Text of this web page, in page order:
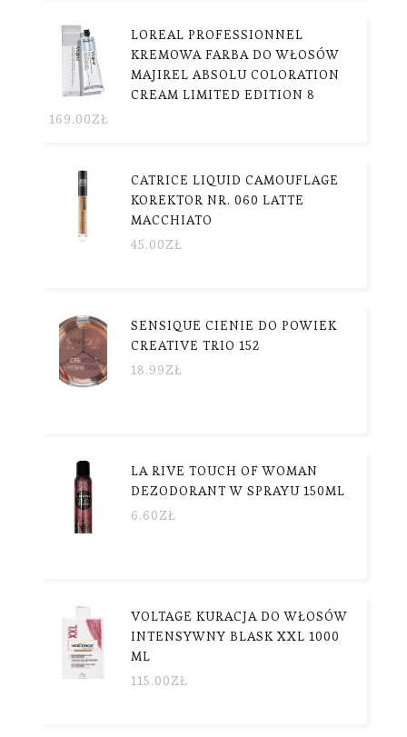
LOREAL PROFESSIONNEL
KREMOWA FARBA DO WŁOSÓW
MAJIREL ABSOLU COLORATION
CREAM LIMITED EDITION 8
169.00ZŁ
CATRICE LIQUID CAMOUFLAGE
KOREKTOR NR. 060 LATTE
MACCHIATO
45.00ZŁ
SENSIQUE CIENIE DO POWIEK
CREATIVE TRIO 152
18.99ZŁ
LA RIVE TOUCH OF WOMAN
DEZODORANT W SPRAYU 150ML
6.60ZŁ
VOLTAGE KURACJA DO WŁOSÓW
INTENSYWNY BLASK XXL 1000
ML
115.00ZŁ